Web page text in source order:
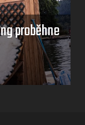
proběhne